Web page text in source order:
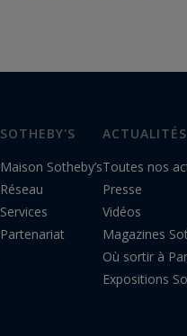
SOTHEBY'S
Maison Sotheby’s
Réseau
Services
Partenariat
ACTUALITÉS
Toutes nos
Presse
Vidéos
Magazines
Où sortir à
Expositions